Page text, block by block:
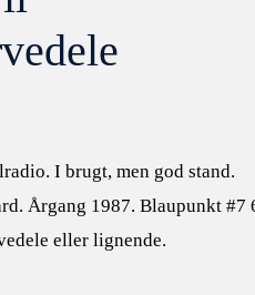
I brugt, men god stand.
Årgang 1987. Blaupunkt #7
eller lignende.